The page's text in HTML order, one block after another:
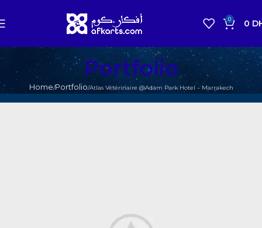
0 0
Portfolio
Home Portfolio Atlas Vétérinaire @Adam Park Hotel – Marrakech